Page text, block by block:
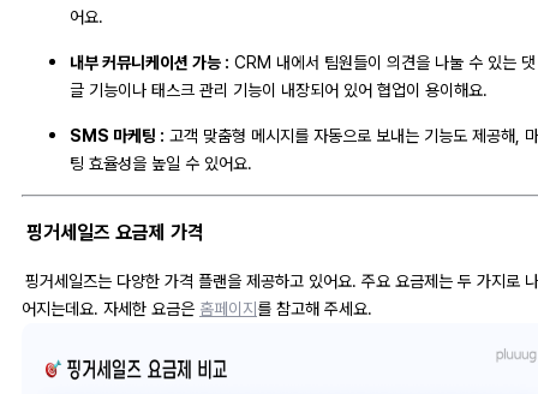
어요.
내부 커뮤니케이션 가능 : CRM 내에서 팀원들이 의견을 나눌 수 있는 댓
글 기능이나 태스크 관리 기능이 내장되어 있어 협업이 용이해요.
SMS 마케팅 : 고객 맞춤형 메시지를 자동으로 보내는 기능도 제공해,
팅 효율성을 높일 수 있어요.
핑거세일즈 요금제 가격
핑거세일즈는 다양한 가격 플랜을 제공하고 있어요. 주요 요금제는 두 가지로
어지는데요. 자세한 요금은 홈페이지 를 참고해 주세요.